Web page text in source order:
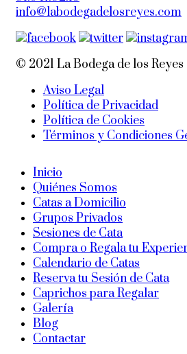
info@labodegadelosreyes.com
© 2021 La Bodega de los Reyes
Aviso Legal
Política de Privacidad
Política de Cookies
Términos y Condiciones
Inicio
Quiénes Somos
Catas a Domicilio
Grupos Privados
Sesiones de Cata
Compra o Regala tu
Calendario de Catas
Reserva tu Sesión de Cata
Caprichos para Regalar
Galería
Blog
Contactar